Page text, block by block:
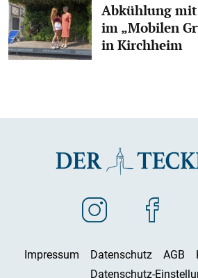
Abkühlung
im „Mobilen
in Kirchheim
Impressum Datenschutz AGB
Datenschutz-